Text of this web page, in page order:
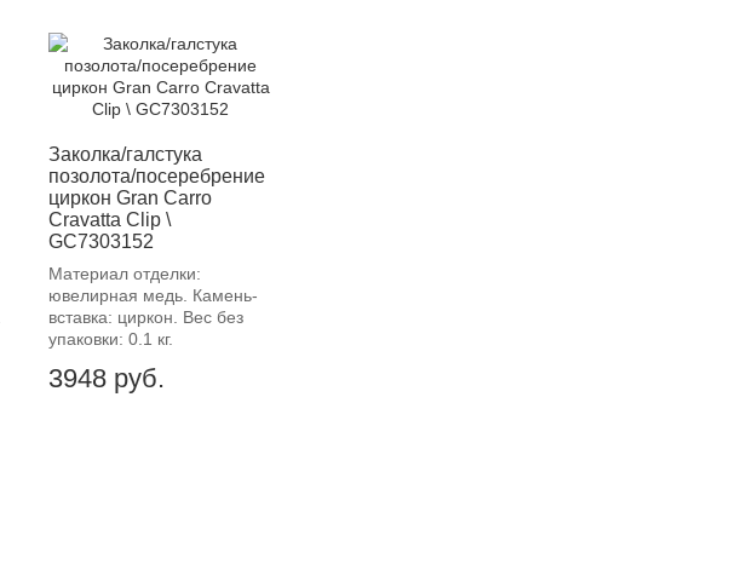
Заколка/галстука
позолота/посеребрение
циркон Gran Carro
Cravatta Clip \
GC7303152
Материал отделки:
ювелирная медь. Камень-
вставка: циркон. Вес без
упаковки: 0.1 кг.
3948 руб.